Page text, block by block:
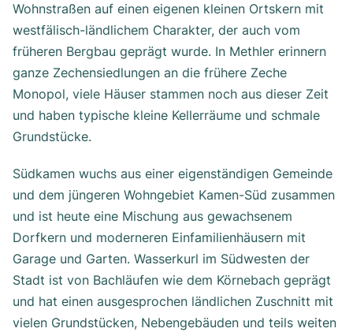
Wohnstraßen auf einen eigenen kleinen Ortskern mit
westfälisch-ländlichem Charakter, der auch vom
früheren Bergbau geprägt wurde. In Methler erinnern
ganze Zechensiedlungen an die frühere Zeche
Monopol, viele Häuser stammen noch aus dieser Zeit
und haben typische kleine Kellerräume und schmale
Grundstücke.
Südkamen wuchs aus einer eigenständigen Gemeinde
und dem jüngeren Wohngebiet Kamen-Süd zusammen
und ist heute eine Mischung aus gewachsenem
Dorfkern und moderneren Einfamilienhäusern mit
Garage und Garten. Wasserkurl im Südwesten der
Stadt ist von Bachläufen wie dem Körnebach geprägt
und hat einen ausgesprochen ländlichen Zuschnitt mit
vielen Grundstücken, Nebengebäuden und teils weiten